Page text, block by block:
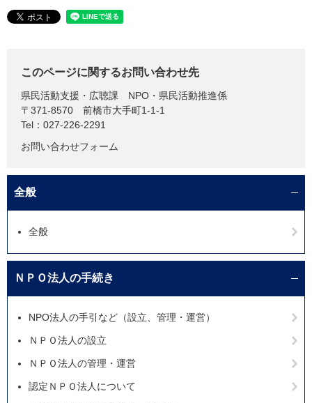
このページに関するお問い合わせ先
県民活動支援・広聴課
NPO・県民活動推進係
〒371-8570
前橋市大手町1-1-1
Tel：027-226-2291
お問い合わせフォーム
全般
全般
ＮＰＯ法人の手続き
NPO法人の手引など（設立、管理・運営）
ＮＰＯ法人の設立
ＮＰＯ法人の管理・運営
認定ＮＰＯ法人について